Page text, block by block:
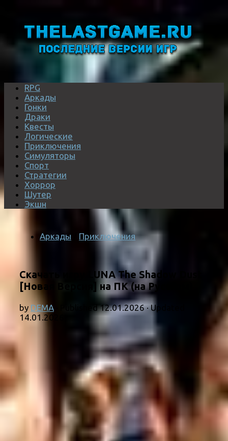
RPG
Аркады
Гонки
Драки
Квесты
Логические
Приключения
Симуляторы
Спорт
Стратегии
Хоррор
Шутер
Экшн
Аркады Приключения
Скачать игру LUNA The Shadow Dust
[Новая Версия] на ПК (на Русском)
by DEMA · Published12.01.2026· Updated
14.01.2026